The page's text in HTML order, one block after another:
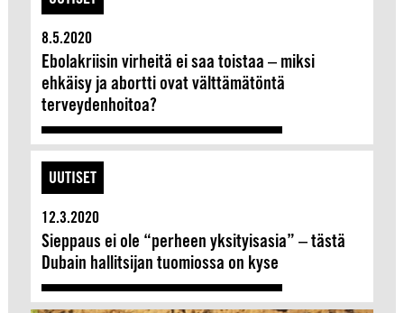
8.5.2020
Ebolakriisin virheitä ei saa toistaa – miksi
ehkäisy ja abortti ovat välttämätöntä
terveydenhoitoa?
UUTISET
12.3.2020
Sieppaus ei ole “perheen yksityisasia” – tästä
Dubain hallitsijan tuomiossa on kyse